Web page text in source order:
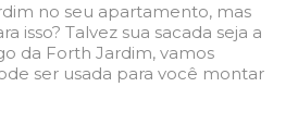
no seu apartamento, mas
isso? Talvez sua sacada seja a
da Forth Jardim, vamos
ser usada para você montar